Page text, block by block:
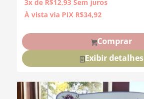
3x de R$12,93 Sem juros
À vista via PIX R$34,92
Comprar
Exibir detalhes